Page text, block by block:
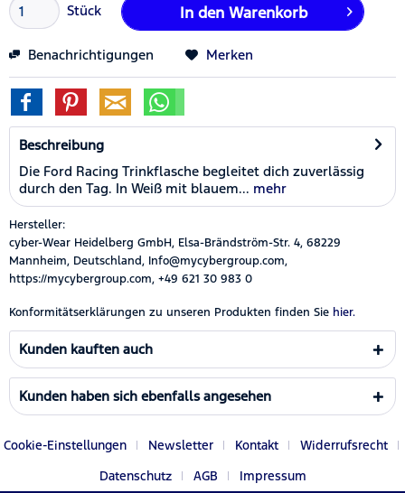
Stück In den Warenkorb
Benachrichtigungen Merken
Beschreibung
Die Ford Racing Trinkflasche begleitet dich zuverlässig
durch den Tag. In Weiß mit blauem... mehr
Hersteller:
cyber-Wear Heidelberg GmbH, Elsa-Brändström-Str. 4, 68229
Mannheim, Deutschland, Info@mycybergroup.com,
https://mycybergroup.com, +49 621 30 983 0
Konformitätserklärungen zu unseren Produkten finden Sie hier.
Kunden kauften auch
Kunden haben sich ebenfalls angesehen
Cookie-Einstellungen Newsletter Kontakt
Widerrufsrecht
Datenschutz
AGB Impressum